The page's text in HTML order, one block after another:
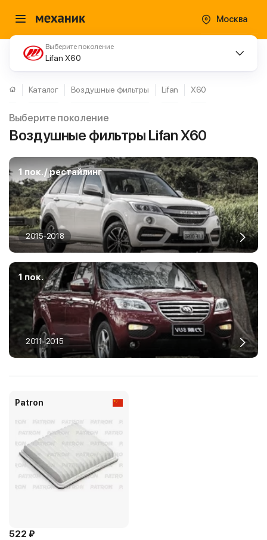
Москва
Выберите поколение
Lifan X60
Каталог Воздушные фильтры Lifan X60
Выберите поколение
Воздушные фильтры Lifan X60
1 пок. / рестайлинг
2015-2018
1 пок.
2011-2015
Patron
522 ₽